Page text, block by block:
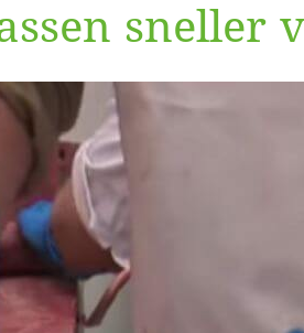
sneller